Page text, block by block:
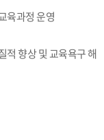
육과정 운영
적 향상 및 교육욕구 해